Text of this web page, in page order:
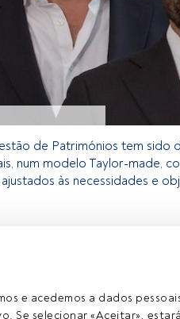
e acedemos a dados
Se selecionar «Aceitar»,
de Patrimónios tem sido
num modelo Taylor-made,
às necessidades e
os utilizadores registados da
desfrutar de todo o universo